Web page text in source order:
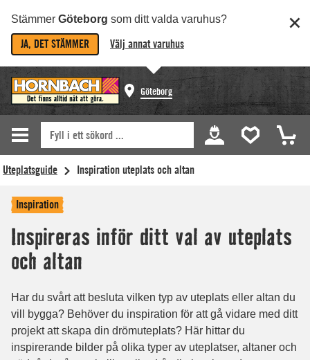
Stämmer Göteborg som ditt valda varuhus?
JA, DET STÄMMER Välj annat varuhus
Göteborg